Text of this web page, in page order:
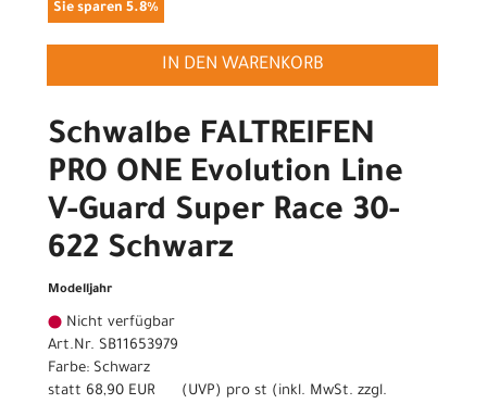
Sie sparen 5.8%
IN DEN WARENKORB
Schwalbe FALTREIFEN
PRO ONE Evolution Line
V-Guard Super Race 30-
622 Schwarz
Modelljahr
Nicht verfügbar
Art.Nr. SB11653979
Farbe: Schwarz
statt 68,90 EUR ( UVP) pro st (inkl. MwSt. zzgl.